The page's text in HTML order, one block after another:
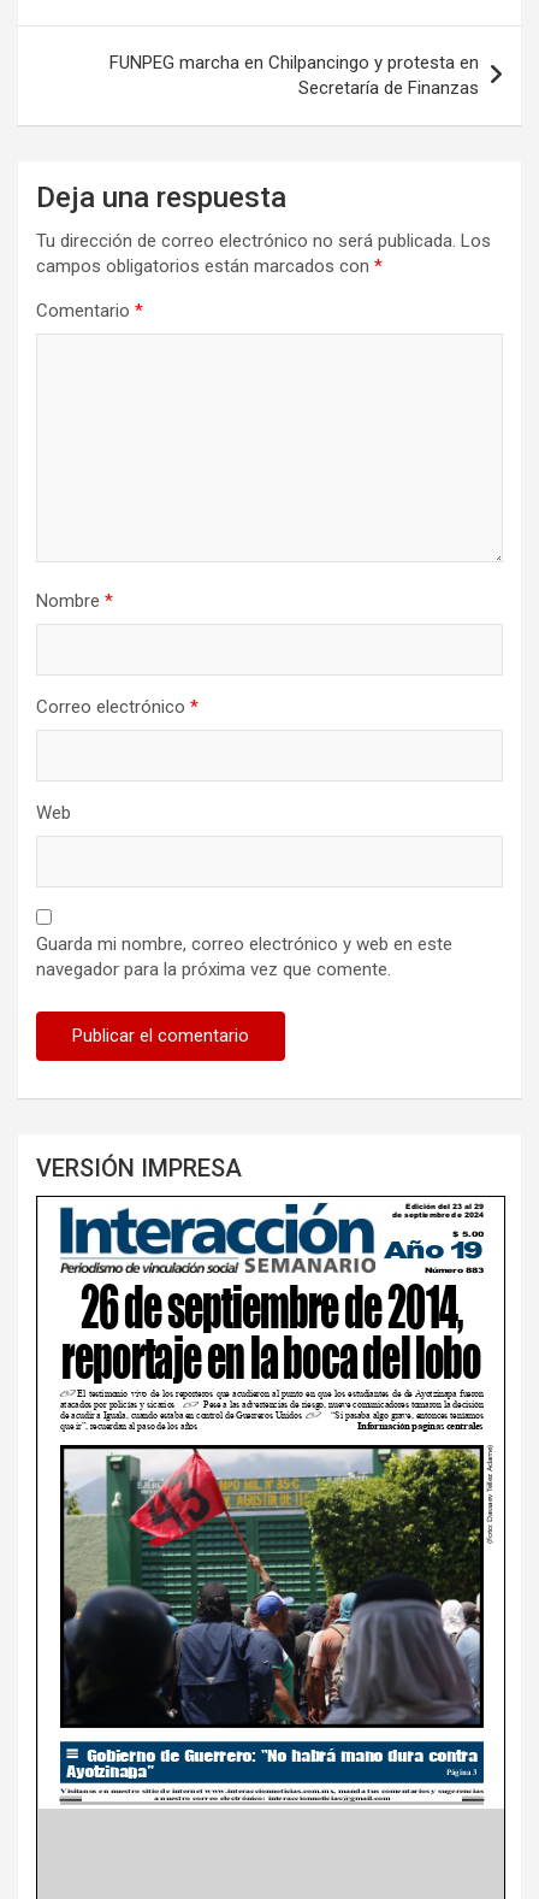
entradas
FUNPEG marcha en Chilpancingo y protesta en
Secretaría de Finanzas
Deja una respuesta
Tu dirección de correo electrónico no será publicada. Los
campos obligatorios están marcados con *
Comentario *
Nombre *
Correo electrónico *
Web
Guarda mi nombre, correo electrónico y web en este
navegador para la próxima vez que comente.
VERSIÓN IMPRESA